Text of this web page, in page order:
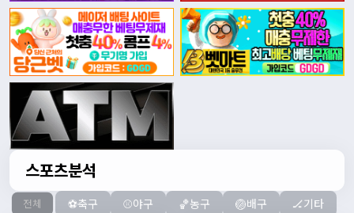
스포츠분석
전체 ⚽축구 ⚾야구 🏀농구 🏐배구 🏒기타